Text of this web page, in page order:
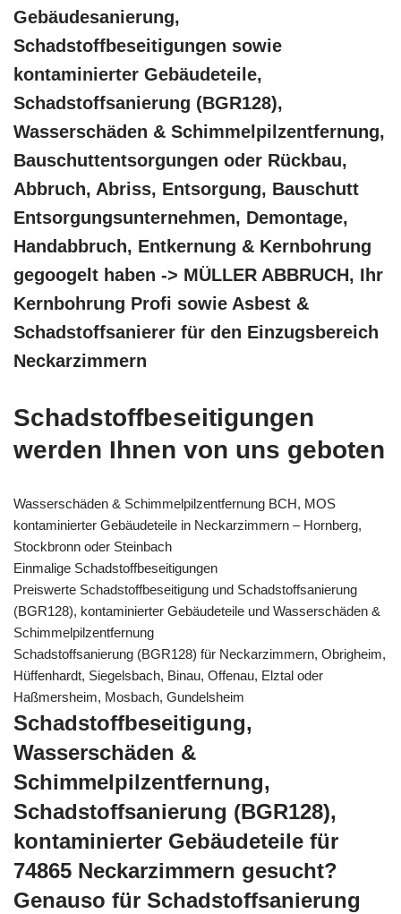
Gebäudesanierung,
Schadstoffbeseitigungen sowie
kontaminierter Gebäudeteile,
Schadstoffsanierung (BGR128),
Wasserschäden & Schimmelpilzentfernung,
Bauschuttentsorgungen oder Rückbau,
Abbruch, Abriss, Entsorgung, Bauschutt
Entsorgungsunternehmen, Demontage,
Handabbruch, Entkernung & Kernbohrung
gegoogelt haben -> MÜLLER ABBRUCH, Ihr
Kernbohrung Profi sowie Asbest &
Schadstoffsanierer für den Einzugsbereich
Neckarzimmern
Schadstoffbeseitigungen
werden Ihnen von uns geboten
Wasserschäden & Schimmelpilzentfernung BCH, MOS
kontaminierter Gebäudeteile in Neckarzimmern – Hornberg,
Stockbronn oder Steinbach
Einmalige Schadstoffbeseitigungen
Preiswerte Schadstoffbeseitigung und Schadstoffsanierung
(BGR128), kontaminierter Gebäudeteile und Wasserschäden &
Schimmelpilzentfernung
Schadstoffsanierung (BGR128) für Neckarzimmern, Obrigheim,
Hüffenhardt, Siegelsbach, Binau, Offenau, Elztal oder
Haßmersheim, Mosbach, Gundelsheim
Schadstoffbeseitigung,
Wasserschäden &
Schimmelpilzentfernung,
Schadstoffsanierung (BGR128),
kontaminierter Gebäudeteile für
74865 Neckarzimmern gesucht?
Genauso für Schadstoffsanierung